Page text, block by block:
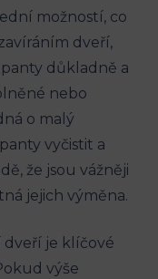
možností, co
dveří,
důkladně a
nebo
o malý​
vyčistit a
že⁤ jsou vážněji
jejich výměna.
dveří‌ je klíčové
​výše